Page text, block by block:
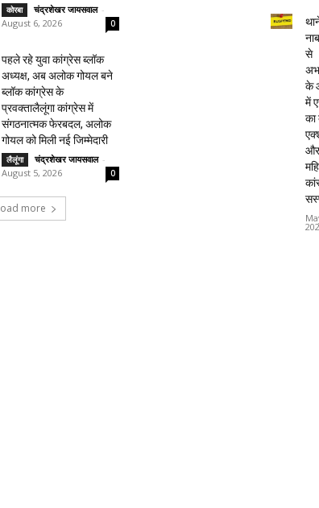
कोरबा चंद्रशेखर जायसवाल -
August 6, 2026
0
पहले रहे युवा कांग्रेस ब्लॉक
अध्यक्ष, अब अलोक गोयल बने
ब्लॉक कांग्रेस के
प्रवक्तालैलूंगा कांग्रेस में
संगठनात्मक फेरबदल, अलोक
गोयल को मिली नई जिम्मेदारी
लैलूंगा चंद्रशेखर जायसवाल -
August 5, 2026
0
more
से
के
में
का
और